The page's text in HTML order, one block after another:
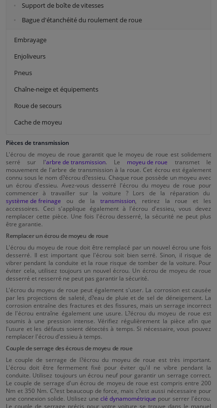
Support de boîte de vitesses
Bague d'étanchéité du roulement de roue
Embrayage
Enjoliveurs
Pneus
Chaîne-neige et équipements
Roue de secours
Cache de moyeu
Pièces de transmission
L'écrou de moyeu de roue garantit que le moyeu de roue est solidement
serré sur l'arbre de transmission. Le moyeu de roue transmet le
mouvement de l'arbre de transmission à la roue. Cet écrou est également
connu sous le nom d?écrou d?essieu. Chaque roue possède un moyeu avec
un écrou d'essieu. Avez-vous desserré l'écrou du moyeu de roue pour
commencer à travailler sur la voiture ? Lors de la réparation du
système de freinage ou de latransmission , retirez la roue et les
accessoires. Ceci s'applique également à l'écrou d'essieu, vous devez
remplacer cette pièce. Une fois l'écrou desserré, la sécurité ne peut plus
être garantie.
Remplacer un écrou de moyeu de roue
L'écrou du moyeu de roue doit être remplacé par un nouvel écrou une fois
desserré. Il est important que l'écrou soit bien serré. Sinon, il risque de
vibrer pendant la conduite et la roue risque de tomber de la voiture. Pour
éviter cela, utilisez toujours un nouvel écrou. Un écrou de moyeu de roue
desserré et resserré ne peut pas garantir la sécurité.
L'écrou du moyeu de roue peut également s'user. La corrosion est causée
par les projections de saleté, d?eau de pluie et de sel de déneigement. La
corrosion entraîne des fractures et des fissures, mais un serrage incorrect
de l'écrou entraîne également une usure. L?écrou du moyeu de roue est
soumis à une pression intense. Vérifiez régulièrement la pièce afin que
l'usure et les défauts soient détectés à temps. Si nécessaire, vous pouvez
remplacer l'écrou d'essieu à temps.
Couple de serrage des écrous de moyeu de roue
Le couple de serrage de l?écrou du moyeu de roue est très important.
L'écrou doit être fermement fixé pour éviter qu'il ne vibre pendant la
conduite. Utilisez toujours un écrou neuf pour garantir un serrage correct.
Le couple de serrage d'un écrou de moyeu de roue est compris entre 200
Nm et 350 Nm. C?est beaucoup de force, mais c?est aussi nécessaire pour
une connexion solide. Utilisez uneclé dynamométrique pour serrer l'écrou.
Le couple de serrage précis pour votre voiture se trouve dans le manuel